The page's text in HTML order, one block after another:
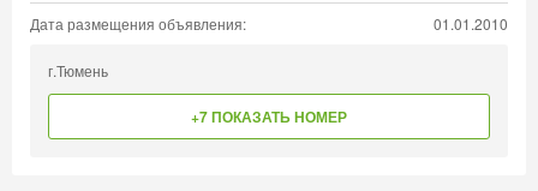
Дата размещения объявления: 01.01.2010
г.Тюмень
+7 ПОКАЗАТЬ НОМЕР